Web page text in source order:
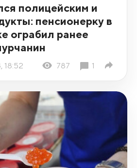
полицейским и
пенсионерку в
ограбил ранее
18:52 787 1